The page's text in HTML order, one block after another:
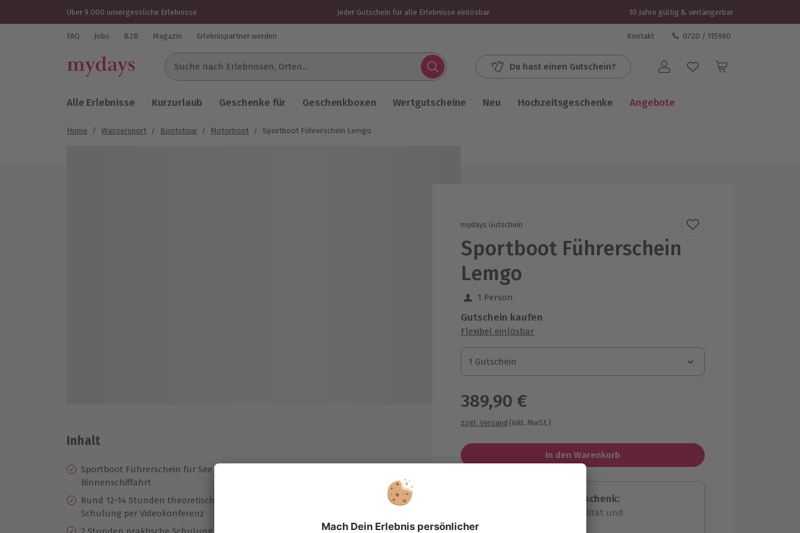
Über 9.000 unvergessliche Erlebnisse Jeder Gutschein für alle Erlebnisse einlösbar 10 Jahre gültig & verlängerbar
FAQ Jobs B2B Magazin Erlebnispartner werden Kontakt 0720 / 115960
Suche nach Erlebnissen...
Du hast einen Gutschein? Benutzerkonto
Alle Erlebnisse Kurzurlaub Geschenke für Geschenkboxen Wertgutscheine Neu Hochzeitsgeschenke Angebote
Home / Wassersport / Bootstour / Motorboot / Sportboot Führerschein Lemgo
mydays Gutschein
Sportboot Führerschein
Lemgo
1 Person
Gutschein kaufen
Flexibel einlösbar
1 Gutschein
1 Gutschein
1 Gutschein
389,90 €
zzgl. Versand (inkl. MwSt.)
In den Warenkorb
Immer das passende Geschenk:
Große Auswahl, volle Flexibilität und
maximale Sicherheit
Inhalt
Sportboot Führerschein für See und
Binnenschiffahrt
Rund 12-14 Stunden theoretische
Schulung per Videokonferenz
Die Praxispauschale ist inklusive